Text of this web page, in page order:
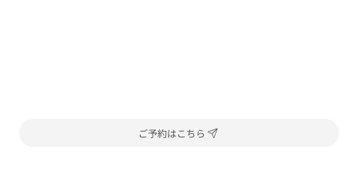
ご予約はこちら